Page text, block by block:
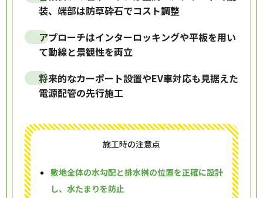
装、端部は防草砕石でコスト調整
アプローチはインターロッキングや平板を用い
て動線と景観性を両立
将来的なカーポート設置やEV車対応も見据えた
電源配管の先行施工
施工時の注意点
敷地全体の水勾配と排水桝の位置を正確に設計
し、水たまりを防止